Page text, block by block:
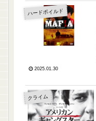
ハードボイルド
2025.01.30
クライム